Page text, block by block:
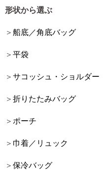
形状から選ぶ
船底／角底バッグ
平袋
サコッシュ・ショルダー
折りたたみバッグ
ポーチ
巾着／リュック
保冷バッグ